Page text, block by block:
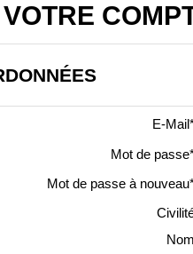
E-Mail
Mot de
Mot de passe à
Nom